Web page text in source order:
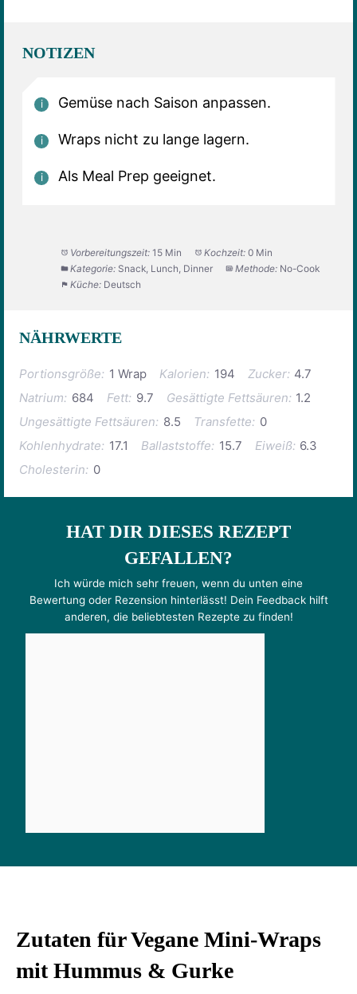
NOTIZEN
Gemüse nach Saison anpassen.
Wraps nicht zu lange lagern.
Als Meal Prep geeignet.
Vorbereitungszeit: 15 Min Kochzeit: 0 Min
Kategorie: Snack, Lunch, Dinner Methode: No-Cook
Küche: Deutsch
NÄHRWERTE
Portionsgröße: 1 Wrap Kalorien: 194 Zucker: 4.7
Natrium: 684 Fett: 9.7 Gesättigte Fettsäuren: 1.2
Ungesättigte Fettsäuren: 8.5 Transfette: 0
Kohlenhydrate: 17.1 Ballaststoffe: 15.7 Eiweiß: 6.3
Cholesterin: 0
HAT DIR DIESES REZEPT
GEFALLEN?
Ich würde mich sehr freuen, wenn du unten eine
Bewertung oder Rezension hinterlässt! Dein Feedback hilft
anderen, die beliebtesten Rezepte zu finden!
Zutaten für Vegane Mini-Wraps
mit Hummus & Gurke